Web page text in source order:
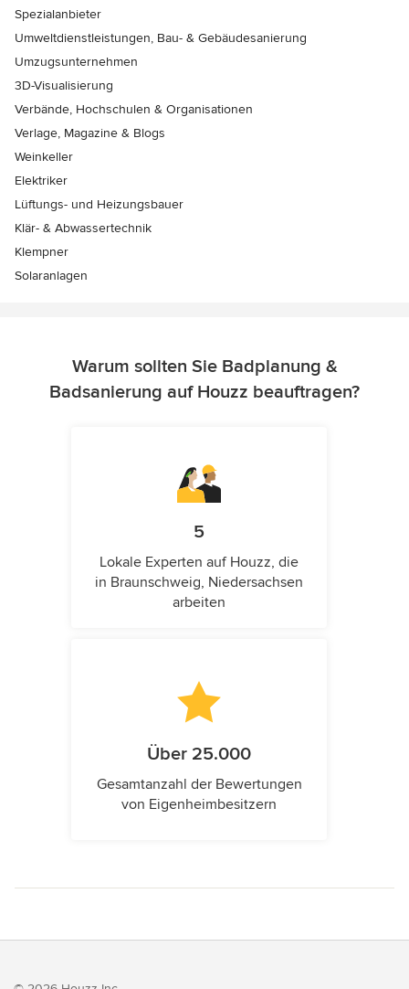
Spezialanbieter
Umweltdienstleistungen, Bau- & Gebäudesanierung
Umzugsunternehmen
3D-Visualisierung
Verbände, Hochschulen & Organisationen
Verlage, Magazine & Blogs
Weinkeller
Elektriker
Lüftungs- und Heizungsbauer
Klär- & Abwassertechnik
Klempner
Solaranlagen
Warum sollten Sie Badplanung &
Badsanierung auf Houzz beauftragen?
5
Lokale Experten auf Houzz, die
in Braunschweig, Niedersachsen
arbeiten
Über 25.000
Gesamtanzahl der Bewertungen
von Eigenheimbesitzern